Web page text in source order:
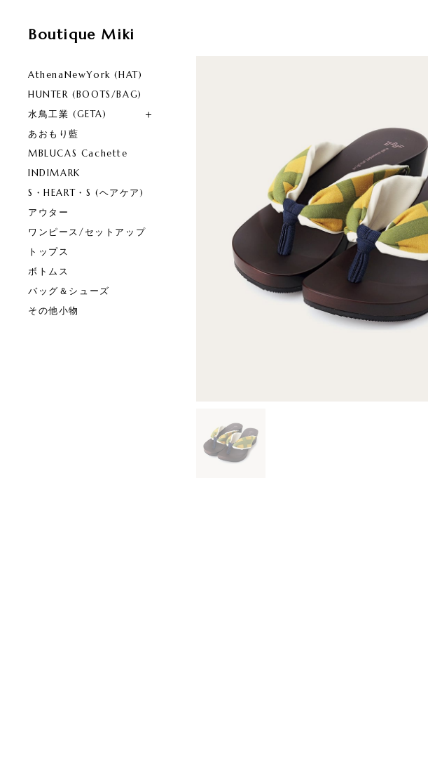
Boutique Miki
AthenaNewYork (HAT)
HUNTER (BOOTS/BAG)
水鳥工業 (GETA)
あおもり藍
MBLUCAS Cachette
INDIMARK
S・HEART・S (ヘアケア)
アウター
ワンピース/セットアップ
トップス
ボトムス
バッグ＆シューズ
その他小物